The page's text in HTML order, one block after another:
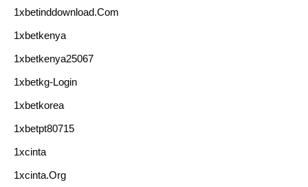
1xbetinddownload.com
1xbetkenya
1xbetkenya25067
1xbetkg-Login
1xbetkorea
1xbetpt80715
1xcinta
1xcinta.org